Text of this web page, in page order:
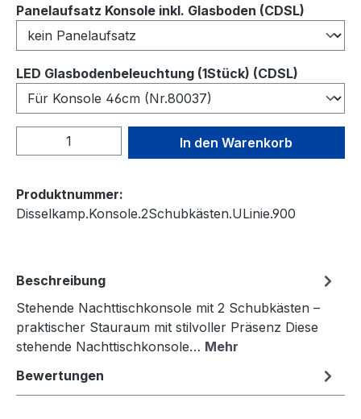
Panelaufsatz Konsole inkl. Glasboden (CDSL)
LED Glasbodenbeleuchtung (1Stück) (CDSL)
Produkt Anzahl: Gib denIn den Warenkorb
Produktnummer:
Disselkamp.Konsole.2Schubkästen.ULinie.900
Beschreibung
Stehende Nachttischkonsole mit 2 Schubkästen –
praktischer Stauraum mit stilvoller Präsenz Diese
stehende Nachttischkonsole… Mehr
Bewertungen